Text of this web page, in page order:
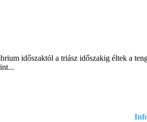
időszaktól a triász időszakig éltek a